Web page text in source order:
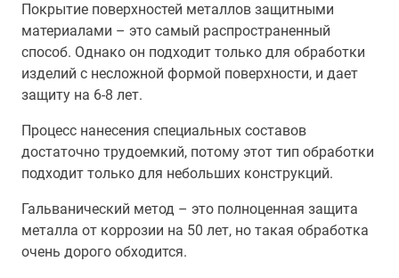
Покрытие поверхностей металлов защитными
материалами – это самый распространенный
способ. Однако он подходит только для обработки
изделий с несложной формой поверхности, и дает
защиту на 6-8 лет.
Процесс нанесения специальных составов
достаточно трудоемкий, потому этот тип обработки
подходит только для небольших конструкций.
Гальванический метод – это полноценная защита
металла от коррозии на 50 лет, но такая обработка
очень дорого обходится.